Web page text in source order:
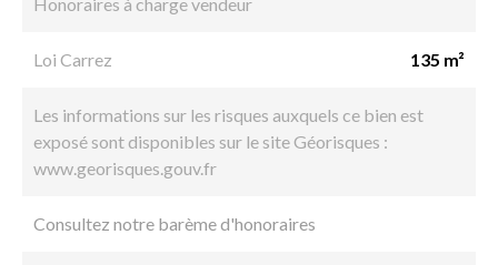
Loi Carrez 135 m²
Les informations sur les risques auxquels ce bien est
exposé sont disponibles sur le site Géorisques :
www.georisques.gouv.fr
Consultez notre barème d'honoraires